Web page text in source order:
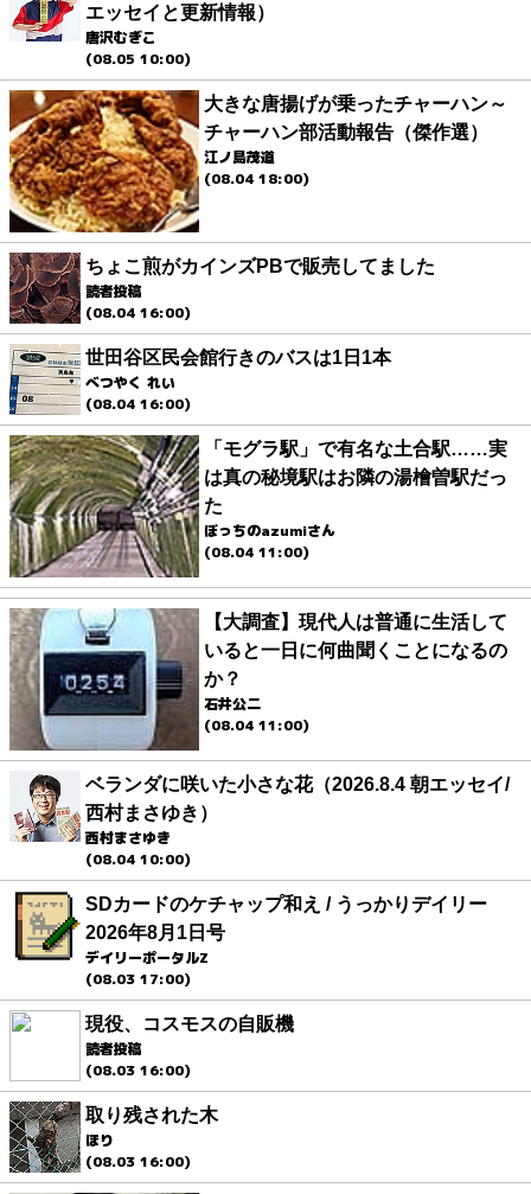
エッセイと更新情報）
唐沢むぎこ
(08.05 10:00)
大きな唐揚げが乗ったチャーハン～
チャーハン部活動報告（傑作選）
江ノ島茂道
(08.04 18:00)
ちょこ煎がカインズPBで販売してました
読者投稿
(08.04 16:00)
世田谷区民会館行きのバスは1日1本
べつやく れい
(08.04 16:00)
「モグラ駅」で有名な土合駅……実
は真の秘境駅はお隣の湯檜曽駅だっ
た
ぼっちのazumiさん
(08.04 11:00)
【大調査】現代人は普通に生活して
いると一日に何曲聞くことになるの
か？
石井公二
(08.04 11:00)
ベランダに咲いた小さな花（2026.8.4 朝エッセイ/
西村まさゆき）
西村まさゆき
(08.04 10:00)
SDカードのケチャップ和え / うっかりデイリー
2026年8月1日号
デイリーポータルZ
(08.03 17:00)
現役、コスモスの自販機
読者投稿
(08.03 16:00)
取り残された木
ほり
(08.03 16:00)